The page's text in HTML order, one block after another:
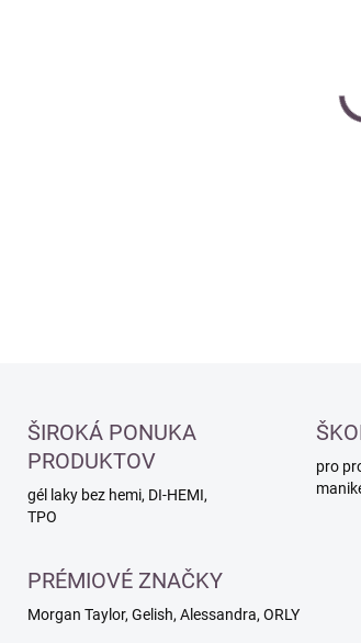
ŠIROKÁ PONUKA
PRODUKTOV
gél laky bez hemi, DI-HEMI,
TPO
pro
PRÉMIOVÉ ZNAČKY
Morgan Taylor, Gelish, Alessandra, ORLY